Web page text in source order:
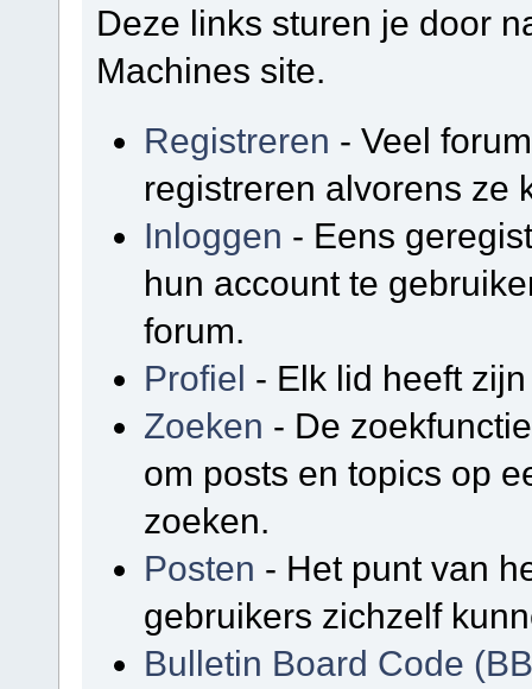
Deze links sturen je door
Machines site.
Registreren - Veel
registreren alvorens ze
Inloggen - Eens
hun account te
forum.
Profiel - Elk lid heeft
Zoeken - De
om posts en topics op
zoeken.
Posten - Het punt van
gebruikers zichzelf
Bulletin Board Code